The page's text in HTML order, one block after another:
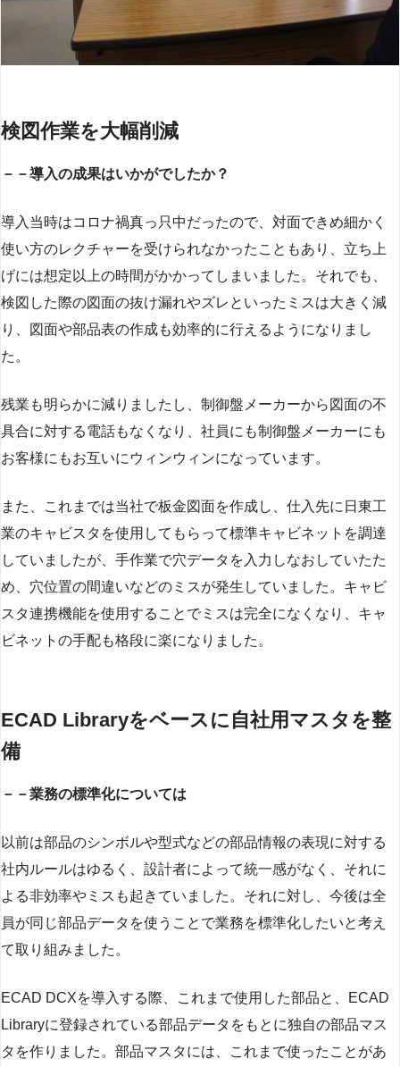
検図作業を大幅削減
－－導入の成果はいかがでしたか？
導入当時はコロナ禍真っ只中だったので、対面できめ細かく
使い方のレクチャーを受けられなかったこともあり、立ち上
げには想定以上の時間がかかってしまいました。それでも、
検図した際の図面の抜け漏れやズレといったミスは大きく減
り、図面や部品表の作成も効率的に行えるようになりまし
た。
残業も明らかに減りましたし、制御盤メーカーから図面の不
具合に対する電話もなくなり、社員にも制御盤メーカーにも
お客様にもお互いにウィンウィンになっています。
また、これまでは当社で板金図面を作成し、仕入先に日東工
業のキャビスタを使用してもらって標準キャビネットを調達
していましたが、手作業で穴データを入力しなおしていたた
め、穴位置の間違いなどのミスが発生していました。キャビ
スタ連携機能を使用することでミスは完全になくなり、キャ
ビネットの手配も格段に楽になりました。
ECAD Libraryをベースに自社用マスタを整
備
－－業務の標準化については
以前は部品のシンボルや型式などの部品情報の表現に対する
社内ルールはゆるく、設計者によって統一感がなく、それに
よる非効率やミスも起きていました。それに対し、今後は全
員が同じ部品データを使うことで業務を標準化したいと考え
て取り組みました。
ECAD DCXを導入する際、これまで使用した部品と、ECAD
Libraryに登録されている部品データをもとに独自の部品マス
タを作りました。部品マスタには、これまで使ったことがあ